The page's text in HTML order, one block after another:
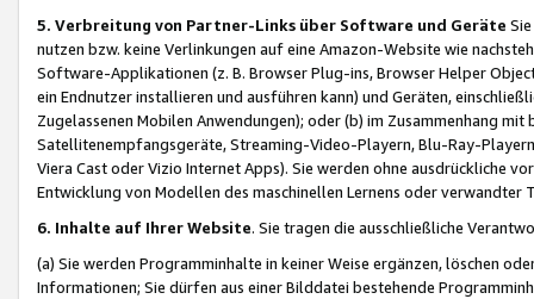
5. Verbreitung von Partner-Links über Software und Geräte
nutzen bzw. keine Verlinkungen auf eine Amazon-Website wie
Software-Applikationen (z. B. Browser Plug-ins, Browser Helper
ein Endnutzer installieren und ausführen kann) und Geräten,
Zugelassenen Mobilen Anwendungen); oder (b) im Zusammenhang
Satellitenempfangsgeräte, Streaming-Video-Playern, Blu-Ray-
Viera Cast oder Vizio Internet Apps). Sie werden ohne ausdrückliche
Entwicklung von Modellen des maschinellen Lernens oder
6. Inhalte auf Ihrer Website. Sie tragen die ausschließliche
(a) Sie werden Programminhalte in keiner Weise ergänzen, löschen
Informationen; Sie dürfen aus einer Bilddatei bestehende